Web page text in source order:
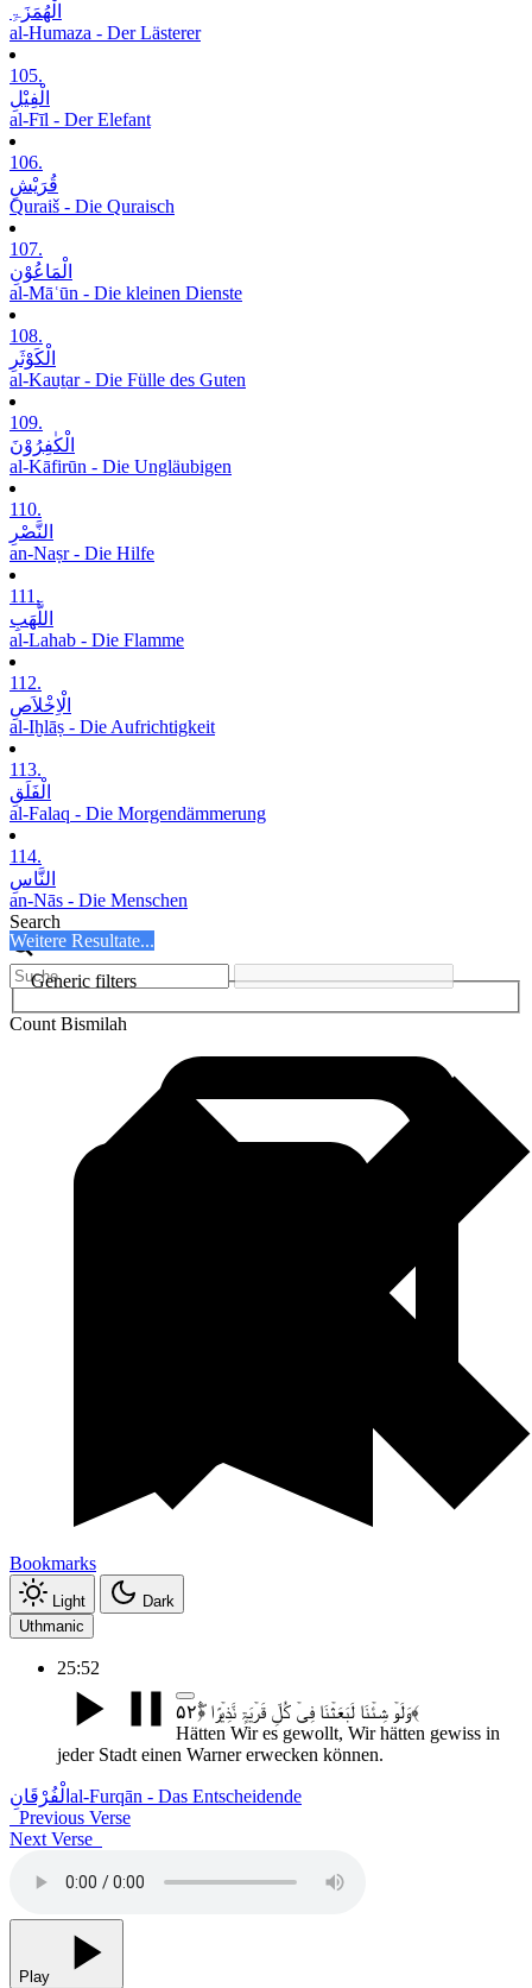
الْھُمَزَۃِ
al-Humaza - Der Lästerer
105.
الْفِیْلِ
al-Fīl - Der Elefant
106.
قُرَیْشٍ
Quraiš - Die Quraisch
107.
الْمَاعُوْنِ
al-Māʿūn - Die kleinen Dienste
108.
الْکَوْثَرِ
al-Kauṯar - Die Fülle des Guten
109.
الْکٰفِرُوْنَ
al-Kāfirūn - Die Ungläubigen
110.
النَّصْرِ
an-Naṣr - Die Hilfe
111.
اللَّھَبِ
al-Lahab - Die Flamme
112.
الْاِخْلاَصِ
al-Iḫlāṣ - Die Aufrichtigkeit
113.
الْفَلَقِ
al-Falaq - Die Morgendämmerung
114.
النَّاسِ
an-Nās - Die Menschen
Search
Weitere Resultate...
Generic filters
Count Bismilah
Bookmarks
Light
Dark
Uthmanic
25:52
وَلَوۡ شِئۡنَا لَبَعَثۡنَا فِیۡ کُلِّ قَرۡیَۃٍ نَّذِیۡرًا ﴿۫ۖ۵۲﴾
Hätten Wir es gewollt, Wir hätten gewiss in
jeder Stadt einen Warner erwecken können.
الْفُرْقَانِ al-Furqān - Das Entscheidende
Previous Verse
Next Verse
Play